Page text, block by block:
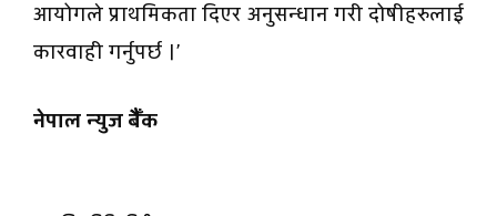
आयोगले प्राथमिकता दिएर अनुसन्धान गरी दोषीहरुलाई
कारवाही गर्नुपर्छ ।’
नेपाल न्युज बैैँक